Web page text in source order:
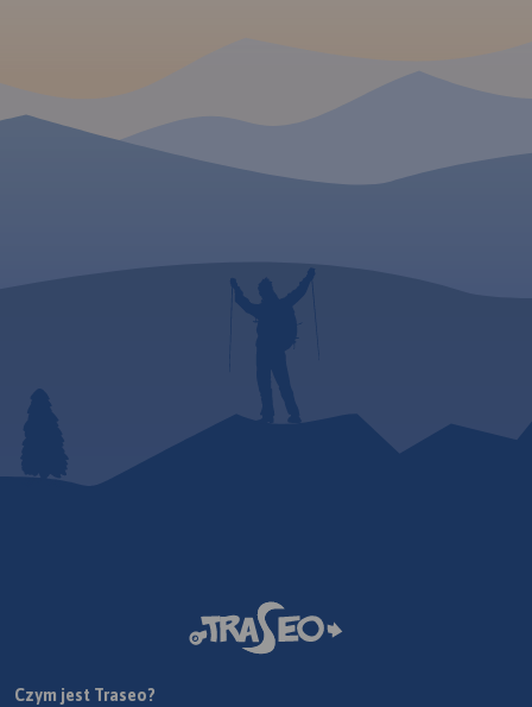
Czym jest Traseo?